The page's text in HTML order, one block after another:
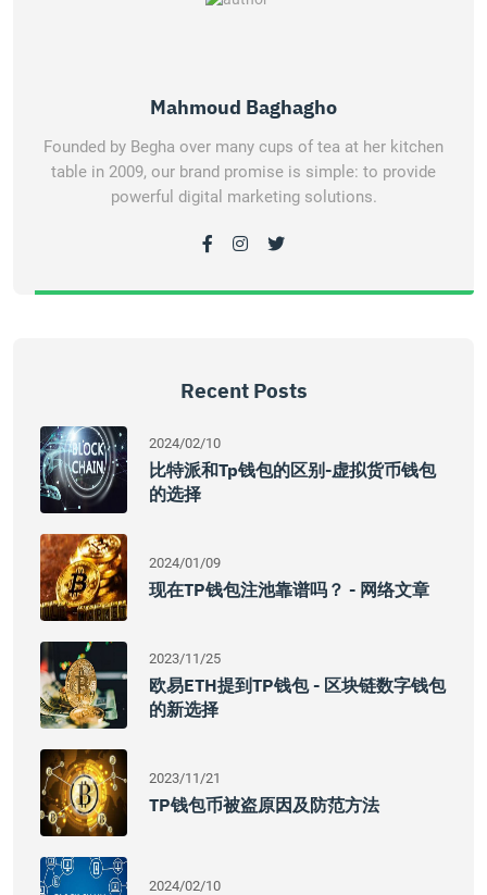
Mahmoud Baghagho
Founded by Begha over many cups of tea at her kitchen
table in 2009, our brand promise is simple: to provide
powerful digital marketing solutions.
Recent Posts
2024/02/10
比特派和tp钱包的区别-虚拟货币钱包
的选择
2024/01/09
现在TP钱包注池靠谱吗？ - 网络文章
2023/11/25
欧易ETH提到TP钱包 - 区块链数字钱包
的新选择
2023/11/21
TP钱包币被盗原因及防范方法
2024/02/10